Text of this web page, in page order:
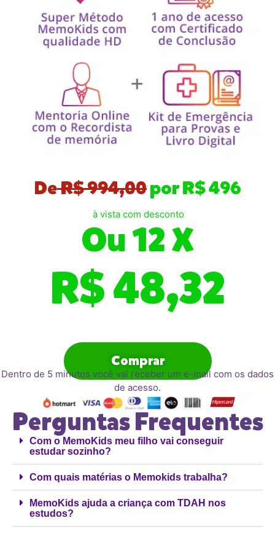
DeR$ 994,00por R$ 496
Ou 12 X
à vista com desconto
R$ 48,32
Comprar
Dentro de 5 minutos você vai receber um e-mail com os dados
de acesso.
Perguntas Frequentes
Com o MemoKids meu filho vai conseguir
estudar sozinho?
Com quais matérias o Memokids trabalha?
MemoKids ajuda a criança com TDAH nos
estudos?